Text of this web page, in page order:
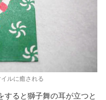
ルに癒される
すると獅子舞の耳が立つと